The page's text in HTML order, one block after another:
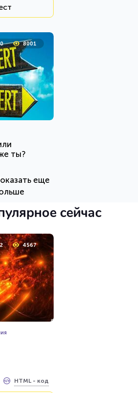
8001
ты?
HTML - код
36728
еще
сейчас
4567
HTML - код